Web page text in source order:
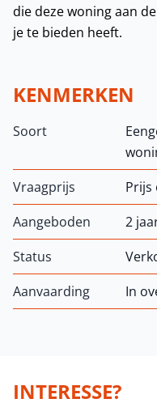
die deze woning aan
je te bieden heeft.
KENMERKEN
Soort
Vraagprijs
Prijs
Aangeboden
2
Status
Aanvaarding
In
INTERESSE?